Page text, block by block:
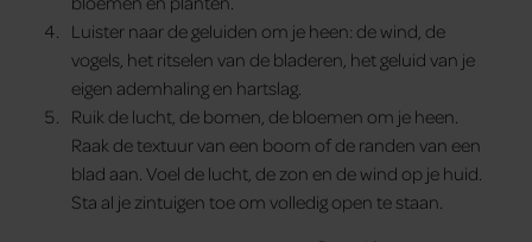
Luister naar de geluiden om je heen: de wind, de
vogels, het ritselen van de bladeren, het geluid van je
eigen ademhaling en hartslag.
Ruik de lucht, de bomen, de bloemen om je heen.
Raak de textuur van een boom of de randen van een
blad aan. Voel de lucht, de zon en de wind op je huid.
Sta al je zintuigen toe om volledig open te staan.